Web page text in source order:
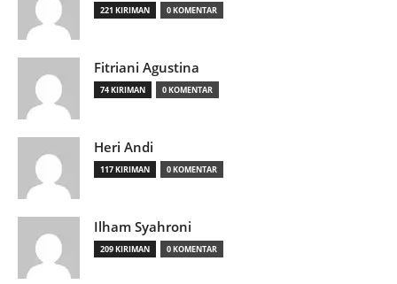
221 KIRIMAN 0 KOMENTAR
Fitriani Agustina
74 KIRIMAN 0 KOMENTAR
Heri Andi
117 KIRIMAN 0 KOMENTAR
Ilham Syahroni
209 KIRIMAN 0 KOMENTAR